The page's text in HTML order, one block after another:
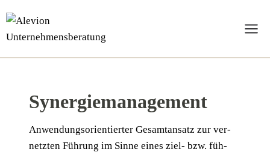
Inhalt
springen
Synergiemanagement
Anwen­dungs­ori­en­tier­ter Gesamt­an­satz zur ver­
netz­ten Füh­rung im Sin­ne eines ziel- bzw. füh­